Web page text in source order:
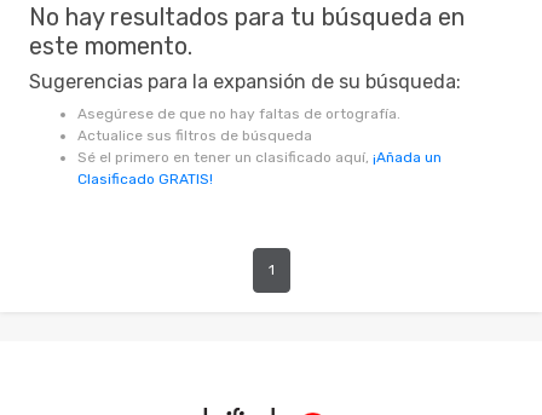
No hay resultados para tu búsqueda en
este momento.
Sugerencias para la expansión de su búsqueda:
Asegúrese de que no hay faltas de ortografía.
Actualice sus filtros de búsqueda
Sé el primero en tener un clasificado aquí, ¡Añada un
Clasificado GRATIS!
1